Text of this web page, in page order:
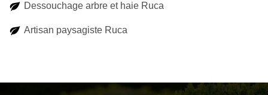
Dessouchage arbre et haie Ruca
Artisan paysagiste Ruca